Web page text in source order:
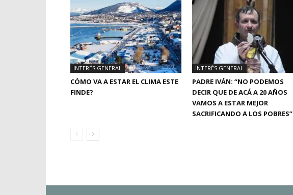
INTERÉS GENERAL
CÓMO VA A ESTAR EL CLIMA ESTE
FINDE?
INTERÉS GENERAL
PADRE IVÁN: “NO PODEMOS
DECIR QUE DE ACÁ A 20 AÑOS
VAMOS A ESTAR MEJOR
SACRIFICANDO A LOS POBRES”